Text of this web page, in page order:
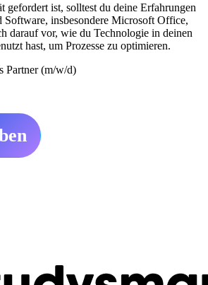
ist, solltest du deine Erfahrungen
Software, insbesondere Microsoft Office,
darauf vor, wie du Technologie in deinen
hast, um Prozesse zu optimieren.
Partner (m/w/d)